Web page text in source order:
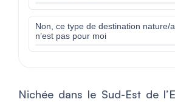
Non, ce type de destination nature/
n’est pas pour moi
Nichée dans le Sud-Est de